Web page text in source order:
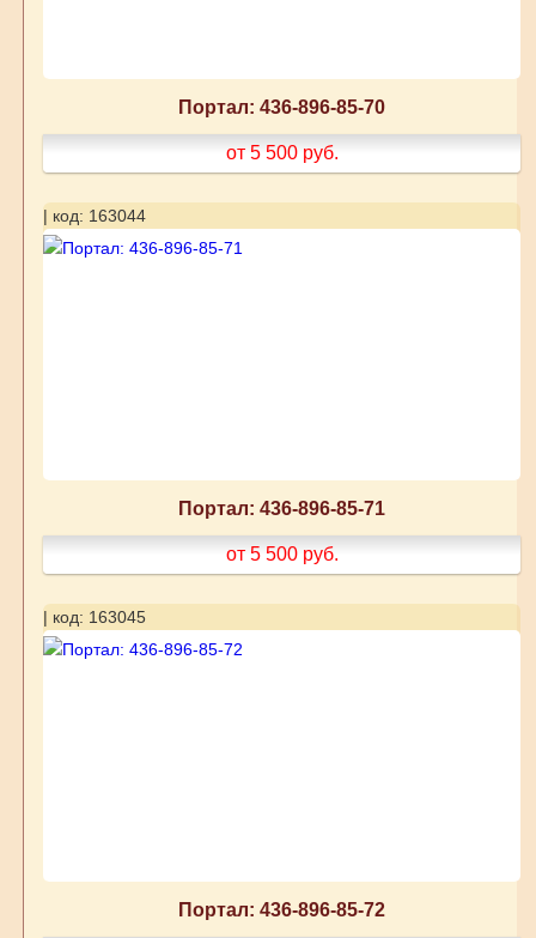
Портал: 436-896-85-70
от 5 500 руб.
| код: 163044
Портал: 436-896-85-71
от 5 500 руб.
| код: 163045
Портал: 436-896-85-72